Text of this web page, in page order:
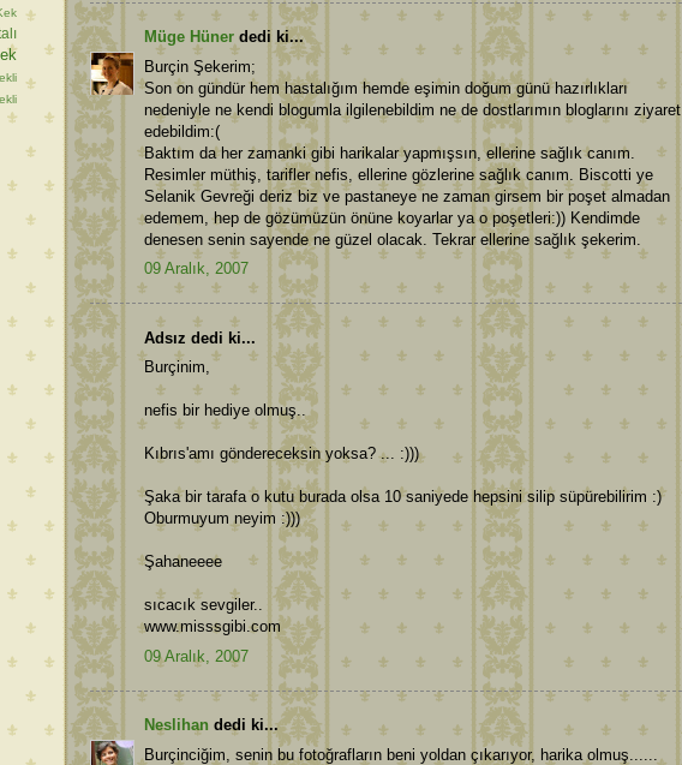
Müge Hüner dedi ki...
Burçin Şekerim;
Son on gündür hem hastalığım hemde eşimin doğum günü hazırlıkları
nedeniyle ne kendi blogumla ilgilenebildim ne de dostlarımın bloglarını ziyaret
edebildim:(
Baktım da her zamanki gibi harikalar yapmışsın, ellerine sağlık canım.
Resimler müthiş, tarifler nefis, ellerine gözlerine sağlık canım. Biscotti ye
Selanik Gevreği deriz biz ve pastaneye ne zaman girsem bir poşet almadan
edemem, hep de gözümüzün önüne koyarlar ya o poşetleri:)) Kendimde
denesen senin sayende ne güzel olacak. Tekrar ellerine sağlık şekerim.
09 Aralık, 2007
Adsız dedi ki...
Burçinim,
nefis bir hediye olmuş..
Kıbrıs'amı göndereceksin yoksa? ... :)))
Şaka bir tarafa o kutu burada olsa 10 saniyede hepsini silip süpürebilirim :)
Oburmuyum neyim :)))
Şahaneeee
sıcacık sevgiler..
www.misssgibi.com
09 Aralık, 2007
Neslihan dedi ki...
Burçinciğim, senin bu fotoğrafların beni yoldan çıkarıyor, harika olmuş......